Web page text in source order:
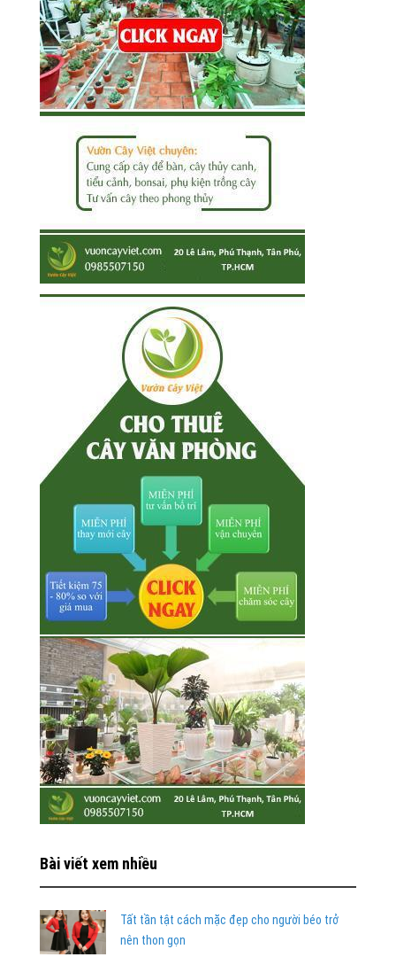
Bài viết xem nhiều
Tất tần tật cách mặc đẹp cho người béo trở
nên thon gọn